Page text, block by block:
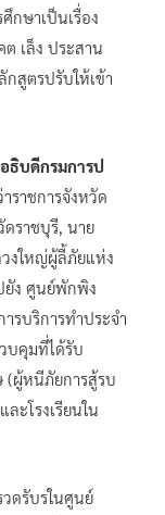
กษาเป็นเรื่อง
เล็ง ประสาน
สูตรปรับให้เข้า
ธิบดีกรมการป
ราชการจังหวัด
ราชบุรี, นาย
งใหญ่ผู้ลี้ภัยแห่ง
ยัง ศูนย์พักพิง
รบริการทำประจำ
บคุมที่ได้รับ
(ผู้หนีภัยการสู้รบ
ะโรงเรียนใน
ดรับรในศูนย์